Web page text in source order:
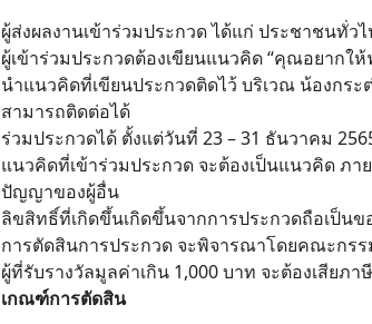
ผู้ส่งผลงานเข้าร่วมประกวด ได้แก่ ประชาชนทั่
ผู้เข้าร่วมประกวดต้องเขียนแนวคิด “คุณอยาก
นำแนวคิดที่เขียนประกวดติดไว้ บริเวณ น้องก
สามารถติดต่อได้
ร่วมประกวดได้ ตั้งแต่วันที่ 23 – 31 ธันวาคม
แนวคิดที่เข้าร่วมประกวด จะต้องเป็นแนวคิด ภ
ปัญญาของผู้อื่น
ลิขสิทธิ์ที่เกิดขึ้นเกิดขึ้นจากการประกวดถือเป็น
การตัดสินการประกวด จะพิจารณาโดยคณะกร
ผู้ที่รับรางวัลมูลค่าเกิน 1,000 บาท จะต้องเสีย
เกณฑ์การตัดสิน